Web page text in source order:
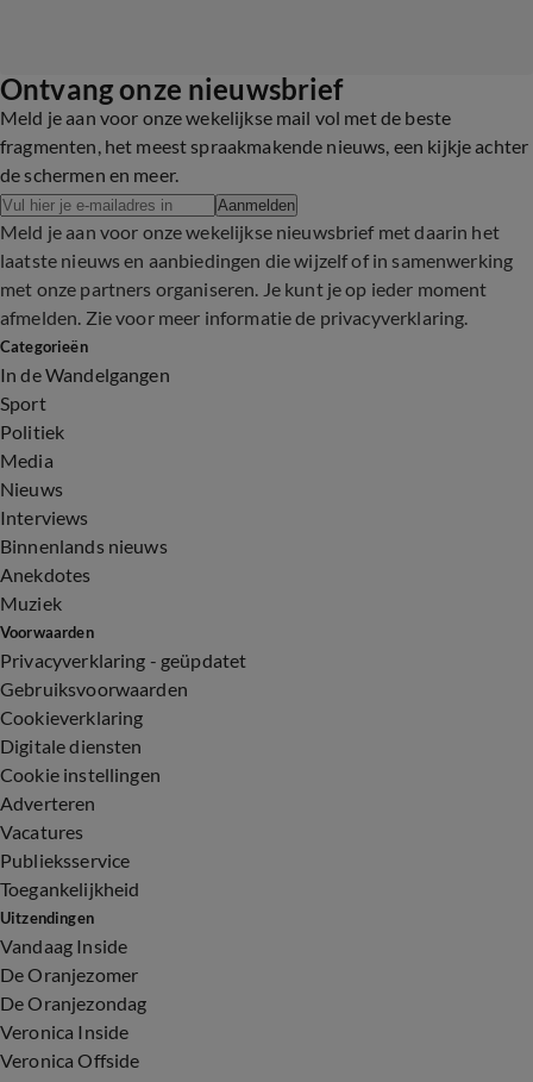
Ontvang onze nieuwsbrief
Meld je aan voor onze wekelijkse mail vol met de beste
fragmenten, het meest spraakmakende nieuws, een kijkje achter
de schermen en meer.
Aanmelden
Meld je aan voor onze wekelijkse nieuwsbrief met daarin het
laatste nieuws en aanbiedingen die wijzelf of in samenwerking
met onze partners organiseren. Je kunt je op ieder moment
afmelden. Zie voor meer informatie de privacyverklaring.
Categorieën
In de Wandelgangen
Sport
Politiek
Media
Nieuws
Interviews
Binnenlands nieuws
Anekdotes
Muziek
Voorwaarden
Privacyverklaring - geüpdatet
Gebruiksvoorwaarden
Cookieverklaring
Digitale diensten
Cookie instellingen
Adverteren
Vacatures
Publieksservice
Toegankelijkheid
Uitzendingen
Vandaag Inside
De Oranjezomer
De Oranjezondag
Veronica Inside
Veronica Offside